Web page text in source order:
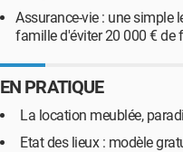
Assurance-vie : une simple
famille d'éviter 20 000 € de
EN PRATIQUE
La location meublée,
Etat des lieux : modèle